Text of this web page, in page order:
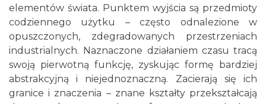
Fajer Festiwal 2026
elementów świata. Punktem wyjścia są przedmioty
codziennego użytku – często odnalezione w
opuszczonych, zdegradowanych przestrzeniach
industrialnych. Naznaczone działaniem czasu tracą
swoją pierwotną funkcję, zyskując formę bardziej
abstrakcyjną i niejednoznaczną. Zacierają się ich
granice i znaczenia – znane kształty przekształcają